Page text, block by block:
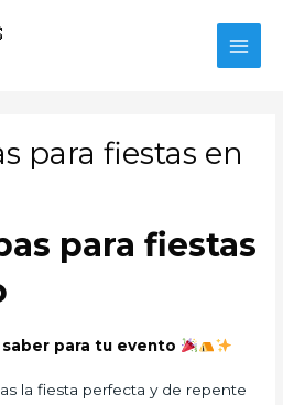
para fiestas en
para fiestas
para tu evento
la fiesta perfecta y de repente